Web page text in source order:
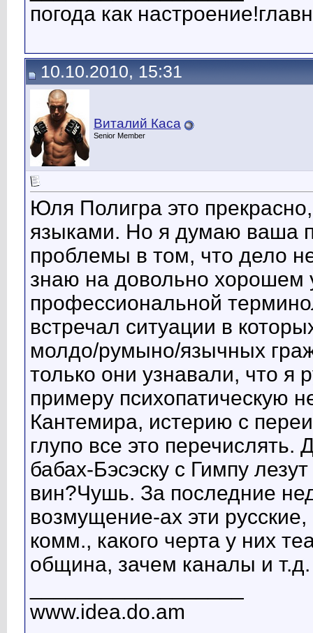
погода как
10.10.2010, 15:31
Виталий Каса
Senior Member
Юля Полигра это
языками. Но я думаю ваша
проблемы в том, что дело
знаю на довольно хорошем
профессиональной
встречал ситуации в
молдо/румыно/язычных
только они узнавали, что я
примеру психопатическую
Кантемира, истерию с
глупо все это
бабах-Бэсэску с Гимпу
вин?Чушь. За последние
возмущение-ах эти русские,
комм., какого черта у них
община, зачем каналы и т.д.
www.idea.do.am